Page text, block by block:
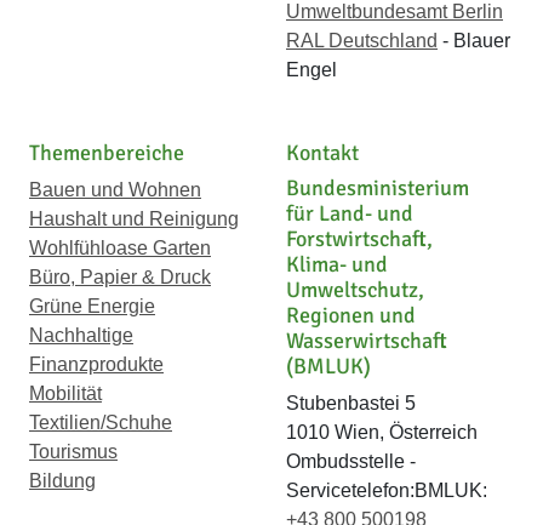
Umweltbundesamt Berlin
RAL Deutschland - Blauer
Engel
Themenbereiche
Bauen und Wohnen
Haushalt und Reinigung
Wohlfühloase Garten
Büro, Papier & Druck
Grüne Energie
Nachhaltige
Finanzprodukte
Mobilität
Textilien/Schuhe
Tourismus
Bildung
Kontakt
Bundesministerium
für Land- und
Forstwirtschaft,
Klima- und
Umweltschutz,
Regionen und
Wasserwirtschaft
(BMLUK)
Stubenbastei 5
1010 Wien, Österreich
Ombudsstelle -
Servicetelefon:BMLUK:
+43 800 500198